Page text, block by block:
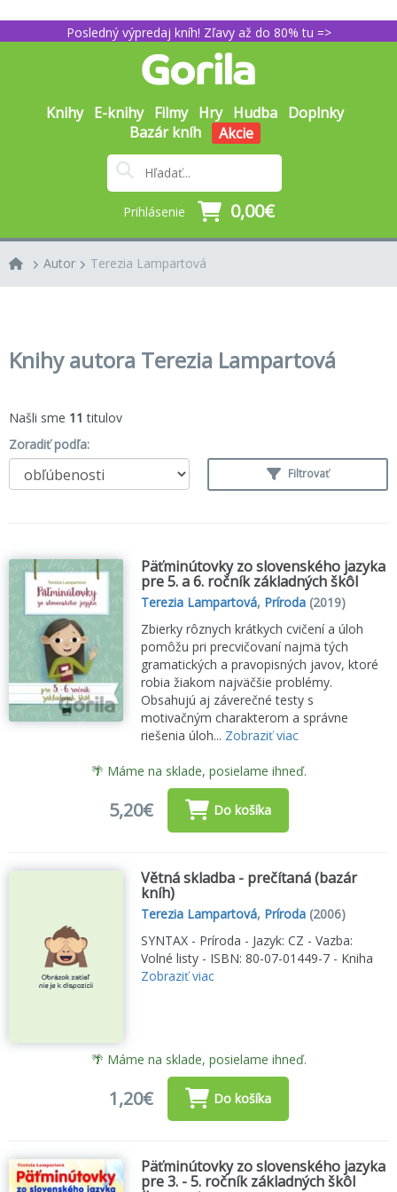
Posledný výpredaj kníh! Zľavy až do 80% tu =>
Knihy E-knihy Filmy Hry Hudba Doplnky
Bazár kníh
Akcie
Prihlásenie 0,00€
Autor Terezia Lampartová
Knihy autora Terezia Lampartová
Našli sme 11 titulov
Zoradiť podľa:
Filtrovať
Päťminútovky zo slovenského jazyka
pre 5. a 6. ročník základných škôl
Terezia Lampartová, Príroda (2019)
Zbierky rôznych krátkych cvičení a úloh
pomôžu pri precvičovaní najmä tých
gramatických a pravopisných javov, ktoré
robia žiakom najväčšie problémy.
Obsahujú aj záverečné testy s
motivačným charakterom a správne
riešenia úloh... Zobraziť viac
🌴 Máme na sklade, posielame ihneď.
5,20€ Do košíka
Větná skladba - prečítaná (bazár
kníh)
Terezia Lampartová, Príroda (2006)
SYNTAX - Príroda - Jazyk: CZ - Vazba:
Volné listy - ISBN: 80-07-01449-7 - Kniha
Zobraziť viac
🌴 Máme na sklade, posielame ihneď.
1,20€ Do košíka
Päťminútovky zo slovenského jazyka
pre 3. - 5. ročník základných škôl